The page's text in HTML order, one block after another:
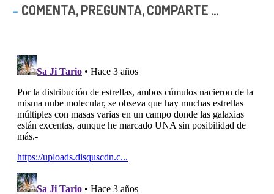
COMENTA, PREGUNTA, COMPARTE ...